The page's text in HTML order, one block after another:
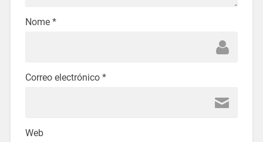
Nome *
Correo electrónico *
Web